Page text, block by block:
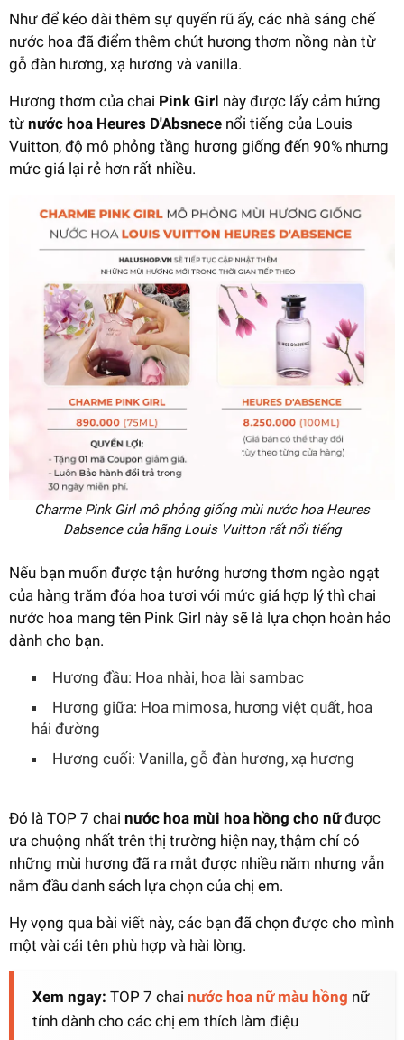
Như để kéo dài thêm sự quyến rũ ấy, các nhà sáng chế
nước hoa đã điểm thêm chút hương thơm nồng nàn từ
gỗ đàn hương, xạ hương và vanilla.
Hương thơm của chai Pink Girl này được lấy cảm hứng
từ nước hoa Heures D'Absnece nổi tiếng của Louis
Vuitton, độ mô phỏng tầng hương giống đến 90% nhưng
mức giá lại rẻ hơn rất nhiều.
Charme Pink Girl mô phỏng giống mùi nước hoa Heures
Dabsence của hãng Louis Vuitton rất nổi tiếng
Nếu bạn muốn được tận hưởng hương thơm ngào ngạt
của hàng trăm đóa hoa tươi với mức giá hợp lý thì chai
nước hoa mang tên Pink Girl này sẽ là lựa chọn hoàn hảo
dành cho bạn.
Hương đầu: Hoa nhài, hoa lài sambac
Hương giữa: Hoa mimosa, hương việt quất, hoa
hải đường
Hương cuối: Vanilla, gỗ đàn hương, xạ hương
Đó là TOP 7 chai nước hoa mùi hoa hồng cho nữđược
ưa chuộng nhất trên thị trường hiện nay, thậm chí có
những mùi hương đã ra mắt được nhiều năm nhưng vẫn
nằm đầu danh sách lựa chọn của chị em.
Hy vọng qua bài viết này, các bạn đã chọn được cho mình
một vài cái tên phù hợp và hài lòng.
Xem ngay: TOP 7 chai nước hoa nữ màu hồng nữ
tính dành cho các chị em thích làm điệu